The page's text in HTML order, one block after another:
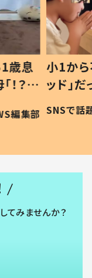
フテ
食”を
の親編集部
ひ孫
が、抱
「涙
い」
てみませんか？